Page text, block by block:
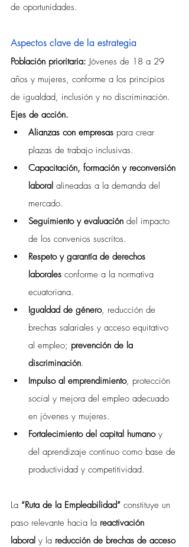
de oportunidades.
Aspectos clave de la estrategia
Población prioritaria: Jóvenes de 18 a 29
años y mujeres, conforme a los principios
de igualdad, inclusión y no discriminación.
Ejes de acción.
Alianzas con empresas para crear
plazas de trabajo inclusivas.
Capacitación, formación y reconversión
laboral alineadas a la demanda del
mercado.
Seguimiento y evaluación del impacto
de los convenios suscritos.
Respeto y garantía de derechos
laborales conforme a la normativa
ecuatoriana.
Igualdad de género, reducción de
brechas salariales y acceso equitativo
al empleo; prevención de la
discriminación.
Impulso al emprendimiento, protección
social y mejora del empleo adecuado
en jóvenes y mujeres.
Fortalecimiento del capital humano y
del aprendizaje continuo como base de
productividad y competitividad.
La “Ruta de la Empleabilidad” constituye un
paso relevante hacia la reactivación
laboral y la reducción de brechas de acceso